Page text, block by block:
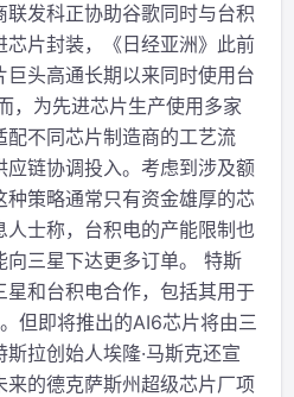
发科正协助谷歌同时与台积
芯片封装，《日经亚洲》此前
巨头高通长期以来同时使用台
，为先进芯片生产使用多家
不同芯片制造商的工艺流
链协调投入。考虑到涉及额
策略通常只有资金雄厚的芯
士称，台积电的产能限制也
三星下达更多订单。 特斯
和台积电合作，包括其用于
但即将推出的AI6芯片将由三
拉创始人埃隆·马斯克还宣
的德克萨斯州超级芯片厂项